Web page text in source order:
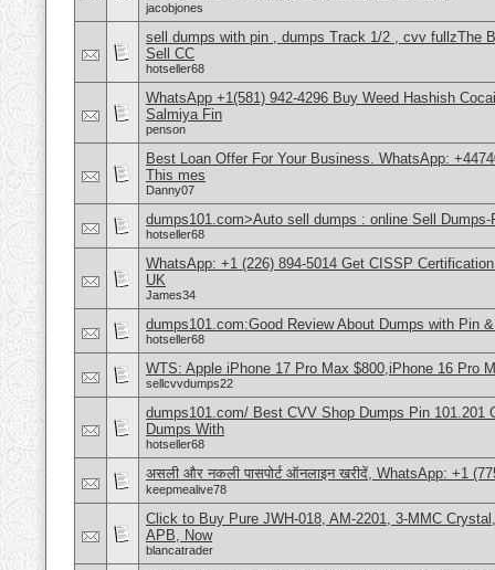
jacobjones
sell dumps with pin , dumps Track 1/2 , cvv fullzThe
Sell CC
hotseller68
WhatsApp +1(581) 942-4296 Buy Weed Hashish
Salmiya Fin
penson
Best Loan Offer For Your Business. WhatsApp:
This mes
Danny07
dumps101.com>Auto sell dumps : online Sell
hotseller68
WhatsApp: +1 (226) 894-5014​ Get CISSP
UK
James34
dumps101.com:Good Review About Dumps with Pin
hotseller68
WTS: Apple iPhone 17 Pro Max $800,iPhone 16 Pro
sellcvvdumps22
dumps101.com/ Best CVV Shop Dumps Pin 101.201
Dumps With
hotseller68
असली और नकली पासपोर्ट ऑनलाइन खरीदें, WhatsApp: +1
keepmealive78
Click to Buy Pure JWH-018, AM-2201, 3-MMC
APB, Now
blancatrader